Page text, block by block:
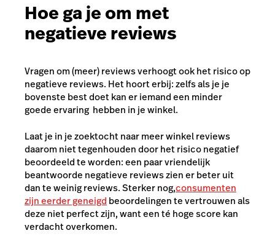
Hoe ga je om met
negatieve reviews
Vragen om (meer) reviews verhoogt ook het risico op
negatieve reviews. Het hoort erbij: zelfs als je je
bovenste best doet kan er iemand een minder
goede ervaring hebben in je winkel.
Laat je in je zoektocht naar meer winkel reviews
daarom niet tegenhouden door het risico negatief
beoordeeld te worden: een paar vriendelijk
beantwoorde negatieve reviews zien er beter uit
dan te weinig reviews. Sterker nog,consumenten
zijn eerder geneigd beoordelingen te vertrouwen als
deze niet perfect zijn, want een té hoge score kan
verdacht overkomen.